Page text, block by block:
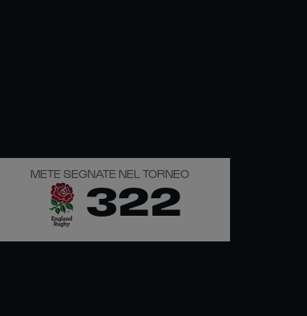
METE SEGNATE NEL TORNEO
322